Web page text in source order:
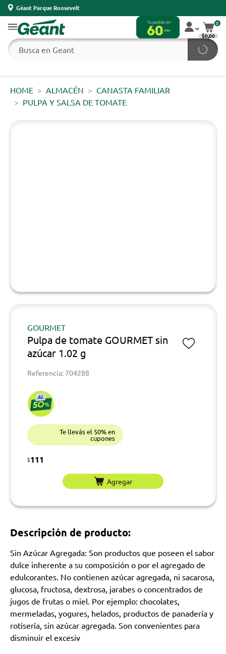
Géant Parque Roosevelt
0
$0,00
HOME ALMACÉN
CANASTA FAMILIAR
PULPA Y SALSA DE TOMATE
GOURMET
Pulpa de tomate GOURMET sin
azúcar 1.02 g
Referencia: 704288
Te llevás el 50% en
cupones
$111
Agregar
Descripción de producto:
Sin Azúcar Agregada: Son productos que poseen el sabor
dulce inherente a su composición o por el agregado de
edulcorantes. No contienen azúcar agregada, ni sacarosa,
glucosa, fructosa, dextrosa, jarabes o concentrados de
jugos de frutas o miel. Por ejemplo: chocolates,
mermeladas, yogures, helados, productos de panadería y
rotisería, sin azúcar agregada. Son convenientes para
disminuir el excesiv